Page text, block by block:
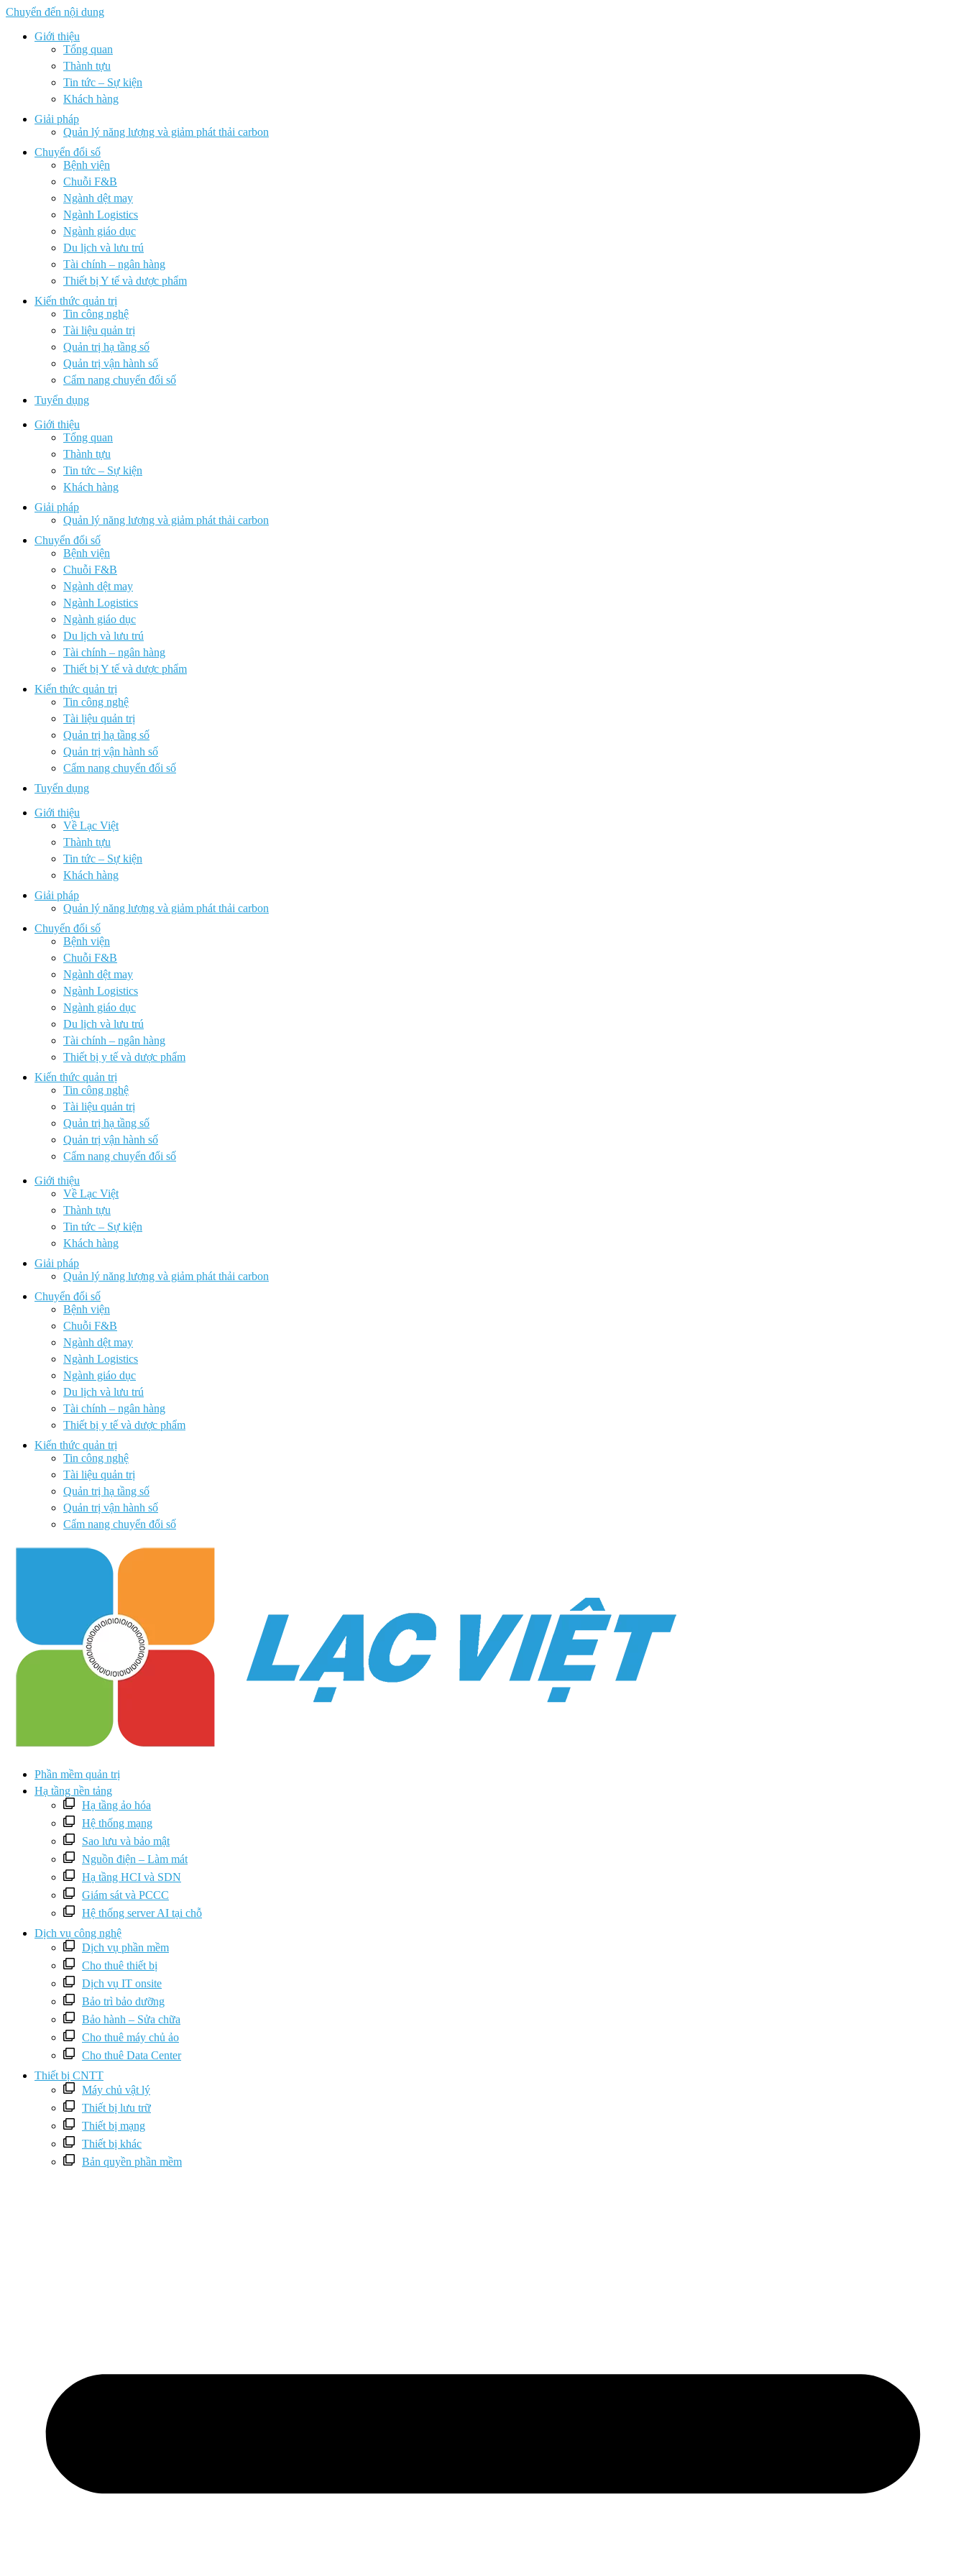
Chuyển đến nội dung
Giới thiệu
Tổng quan
Thành tựu
Tin tức – Sự kiện
Khách hàng
Giải pháp
Quản lý năng lượng và giảm phát thải carbon
Chuyển đổi số
Bệnh viện
Chuỗi F&B
Ngành dệt may
Ngành Logistics
Ngành giáo dục
Du lịch và lưu trú
Tài chính – ngân hàng
Thiết bị Y tế và dược phẩm
Kiến thức quản trị
Tin công nghệ
Tài liệu quản trị
Quản trị hạ tầng số
Quản trị vận hành số
Cẩm nang chuyển đổi số
Tuyển dụng
Giới thiệu
Tổng quan
Thành tựu
Tin tức – Sự kiện
Khách hàng
Giải pháp
Quản lý năng lượng và giảm phát thải carbon
Chuyển đổi số
Bệnh viện
Chuỗi F&B
Ngành dệt may
Ngành Logistics
Ngành giáo dục
Du lịch và lưu trú
Tài chính – ngân hàng
Thiết bị Y tế và dược phẩm
Kiến thức quản trị
Tin công nghệ
Tài liệu quản trị
Quản trị hạ tầng số
Quản trị vận hành số
Cẩm nang chuyển đổi số
Tuyển dụng
Giới thiệu
Về Lạc Việt
Thành tựu
Tin tức – Sự kiện
Khách hàng
Giải pháp
Quản lý năng lượng và giảm phát thải carbon
Chuyển đổi số
Bệnh viện
Chuỗi F&B
Ngành dệt may
Ngành Logistics
Ngành giáo dục
Du lịch và lưu trú
Tài chính – ngân hàng
Thiết bị y tế và dược phẩm
Kiến thức quản trị
Tin công nghệ
Tài liệu quản trị
Quản trị hạ tầng số
Quản trị vận hành số
Cẩm nang chuyển đổi số
Giới thiệu
Về Lạc Việt
Thành tựu
Tin tức – Sự kiện
Khách hàng
Giải pháp
Quản lý năng lượng và giảm phát thải carbon
Chuyển đổi số
Bệnh viện
Chuỗi F&B
Ngành dệt may
Ngành Logistics
Ngành giáo dục
Du lịch và lưu trú
Tài chính – ngân hàng
Thiết bị y tế và dược phẩm
Kiến thức quản trị
Tin công nghệ
Tài liệu quản trị
Quản trị hạ tầng số
Quản trị vận hành số
Cẩm nang chuyển đổi số
Phần mềm quản trị
Hạ tầng nền tảng
Hạ tầng ảo hóa
Hệ thống mạng
Sao lưu và bảo mật
Nguồn điện – Làm mát
Hạ tầng HCI và SDN
Giám sát và PCCC
Hệ thống server AI tại chỗ
Dịch vụ công nghệ
Dịch vụ phần mềm
Cho thuê thiết bị
Dịch vụ IT onsite
Bảo trì bảo dưỡng
Bảo hành – Sửa chữa
Cho thuê máy chủ ảo
Cho thuê Data Center
Thiết bị CNTT
Máy chủ vật lý
Thiết bị lưu trữ
Thiết bị mạng
Thiết bị khác
Bản quyền phần mềm